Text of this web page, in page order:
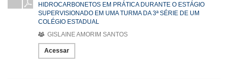
HIDROCARBONETOS EM PRÁTICA DURANTE O ESTÁGIO
SUPERVISIONADO EM UMA TURMA DA 3ª SÉRIE DE UM
COLÉGIO ESTADUAL
GISLAINE AMORIM SANTOS
Acessar